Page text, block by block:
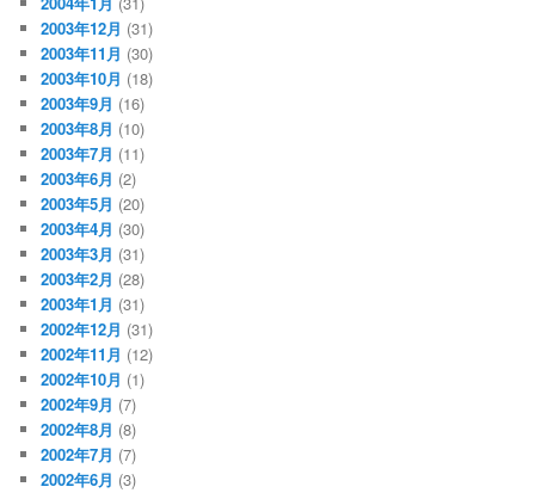
2003年12月 (31)
2003年11月 (30)
2003年10月 (18)
2003年9月 (16)
2003年8月 (10)
2003年7月 (11)
2003年6月 (2)
2003年5月 (20)
2003年4月 (30)
2003年3月 (31)
2003年2月 (28)
2003年1月 (31)
2002年12月 (31)
2002年11月 (12)
2002年10月 (1)
2002年9月 (7)
2002年8月 (8)
2002年7月 (7)
2002年6月 (3)